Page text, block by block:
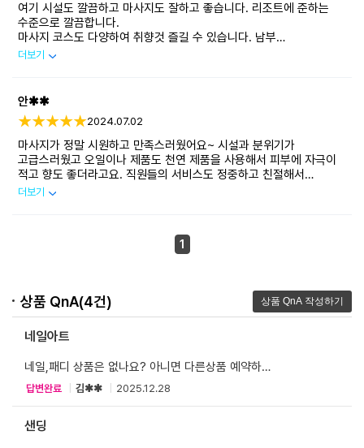
여기 시설도 깔끔하고 마사지도 잘하고 좋습니다. 리조트에 준하는
수준으로 깔끔합니다.
마사지 코스도 다양하여 취향것 즐길 수 있습니다. 남부
프리미어빌리지, 매리어트, 뉴월드 등에서 접근하기 매우 좋습니다.
더보기
안✱✱
2024.07.02
마사지가 정말 시원하고 만족스러웠어요~ 시설과 분위기가
고급스러웠고 오일이나 제품도 천연 제품을 사용해서 피부에 자극이
적고 향도 좋더라고요. 직원들의 서비스도 정중하고 친절해서
마사지를 받는 내내 대접받는 기분이 들었고 마사지 실력도 좋아서
더보기
1
상품 QnA(4건)
네일아트
네일,패디 상품은 없나요? 아니면 다른상품 예약하고
현장에서 할 수있나요? 투어픽에는 네일상품이
없을까요?ㅠㅠ
답변완료 김✱✱ 2025.12.28
샌딩